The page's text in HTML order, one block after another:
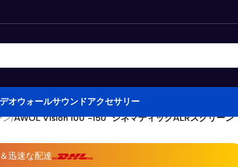
オウォールサウンドアクセサリー
ン/AWOL Vision 100"-150 "シネマティックALRスクリーン
迅速な配達